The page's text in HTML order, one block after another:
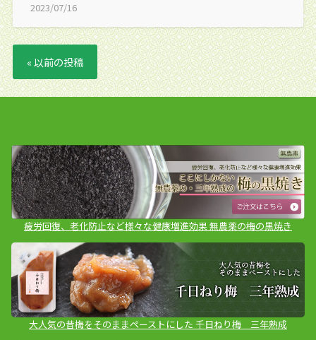
2023/07/16
« 以前の投稿
疲労回復、老化防止など様々な健康増進効果 無農薬の梅の黒焼き
大人気の昔梅をそのままペーストにした 千日ねり梅 三年熟成